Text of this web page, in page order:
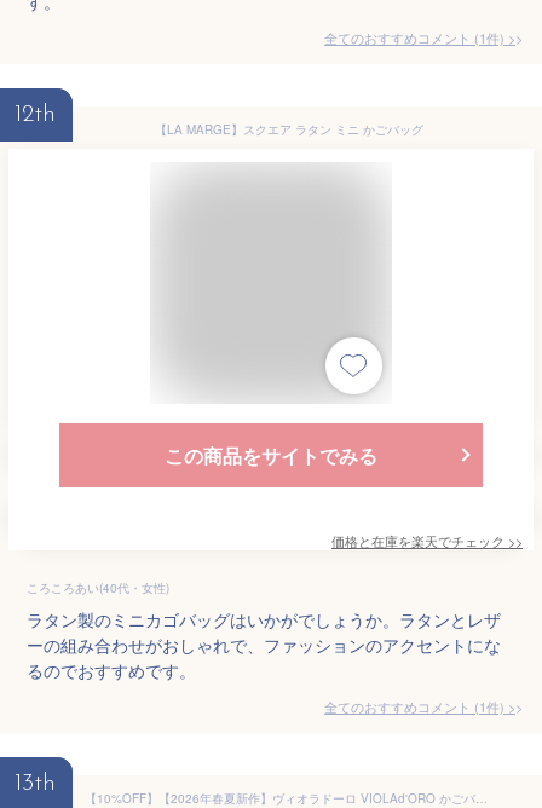
全てのおすすめコメント (1件) >
12th
【LA MARGE】スクエア ラタン ミニ かごバッグ
この商品をサイトでみる
価格と在庫を楽天でチェック >>
ころころあい(40代・女性)
ラタン製のミニカゴバッグはいかがでしょうか。ラタンとレザ
ーの組み合わせがおしゃれで、ファッションのアクセントにな
るのでおすすめです。
全てのおすすめコメント (1件) >
13th
【10%OFF】【2026年春夏新作】ヴィオラドーロ VIOLAd'ORO かごバッグ ミニ バッグ ショルダーバッグ カゴ バスケット 小さめ 斜め掛け おしゃれ・V-8247-2782601(レディース)